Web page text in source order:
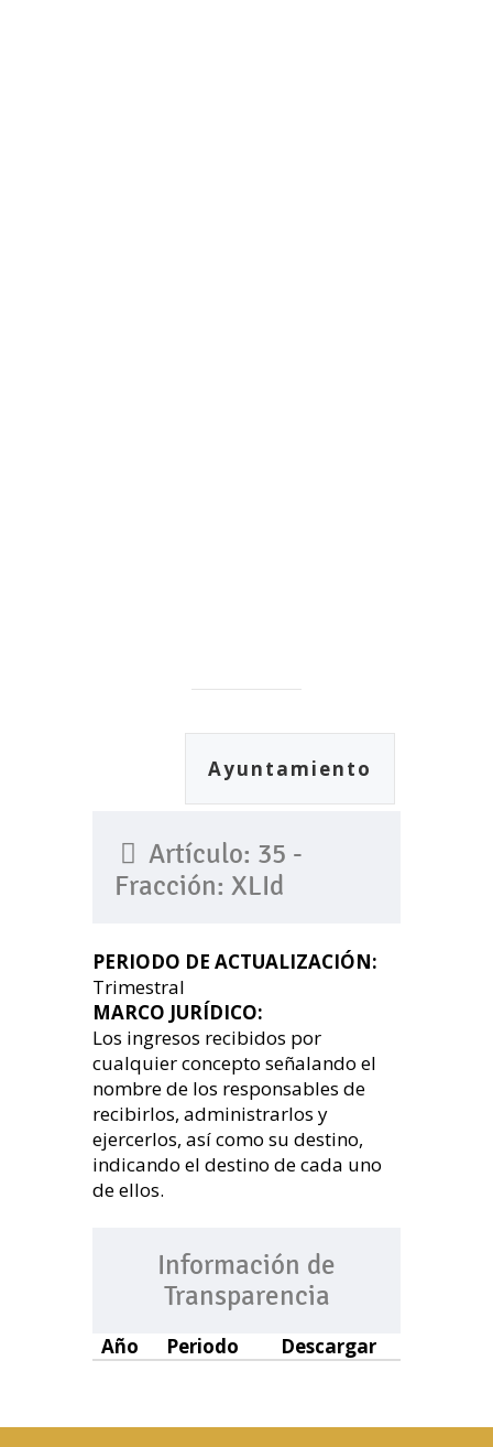
Ayuntamiento
Artículo: 35 -
Fracción: XLId
PERIODO DE ACTUALIZACIÓN:
Trimestral
MARCO JURÍDICO:
Los ingresos recibidos por
cualquier concepto señalando el
nombre de los responsables de
recibirlos, administrarlos y
ejercerlos, así como su destino,
indicando el destino de cada uno
de ellos.
Información de
Transparencia
Año Periodo Descargar